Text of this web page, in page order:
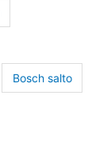
Bosch salto